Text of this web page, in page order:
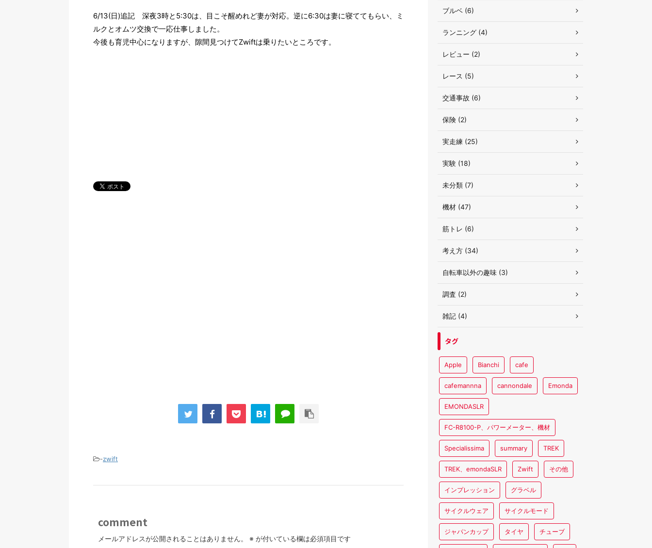
6/13(日)追記 深夜3時と5:30は、目こそ醒めれど妻が対応。逆に6:30は妻に寝ててもらい、ミ
ルクとオムツ交換で一応仕事しました。
今後も育児中心になりますが、隙間見つけてZwiftは乗りたいところです。
-zwift
comment
メールアドレスが公開されることはありません。 ※ が付いている欄は必須項目です
ブルベ (6)
ランニング (4)
レビュー (2)
レース (5)
交通事故 (6)
保険 (2)
実走練 (25)
実験 (18)
未分類 (7)
機材 (47)
筋トレ (6)
考え方 (34)
自転車以外の趣味 (3)
調査 (2)
雑記 (4)
タグ
Apple Bianchi cafe
cafemannna cannondale Emonda
EMONDASLR
FC-R8100-P、パワーメーター、機材
Specialissima summary TREK
TREK、emondaSLR Zwift その他
インプレッション グラベル
サイクルウェア サイクルモード
ジャパンカップ タイヤ チューブ